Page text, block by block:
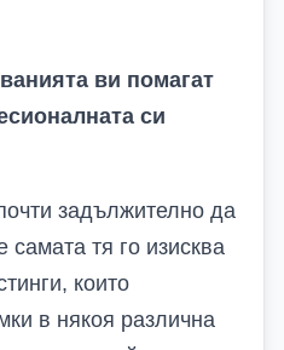
ви помагат
си
задължително да
тя го изисква
които
в някоя различна